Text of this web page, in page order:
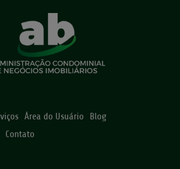
Área do Usuário
Blog
Contato